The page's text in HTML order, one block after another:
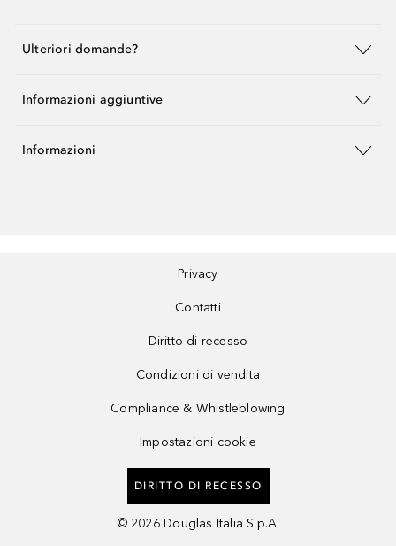
Ulteriori domande?
Informazioni aggiuntive
Informazioni
Privacy
Contatti
Diritto di recesso
Condizioni di vendita
Compliance & Whistleblowing
Impostazioni cookie
DIRITTO DI RECESSO
© 2026 Douglas Italia S.p.A.